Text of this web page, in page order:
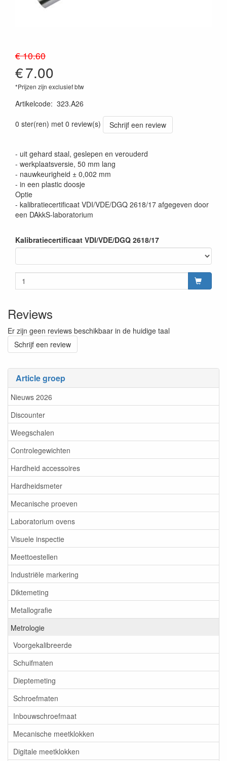
Article groep
Nieuws 2026
Discounter
Weegschalen
Controlegewichten
Hardheid accessoires
Hardheidsmeter
Mecanische proeven
Laboratorium ovens
Visuele inspectie
Meettoestellen
Industriële markering
Diktemeting
Metallografie
Metrologie
Voorgekalibreerde
Schuifmaten
Dieptemeting
Schroefmaten
Inbouwschroefmaat
Mecanische meetklokken
Digitale meetklokken
€ 10.60
€7.00
*Prijzen zijn exclusief btw
Artikelcode: 323.A26
0 ster(ren) met 0 review(s)
Schrijf een review
- uit gehard staal, geslepen en verouderd
- werkplaatsversie, 50 mm lang
- nauwkeurigheid ± 0,002 mm
- in een plastic doosje
Optie
- kalibratiecertificaat VDI/VDE/DGQ 2618/17 afgegeven door
een DAkkS-laboratorium
Kalibratiecertificaat VDI/VDE/DGQ 2618/17
Reviews
Er zijn geen reviews beschikbaar in de huidige taal
Schrijf een review